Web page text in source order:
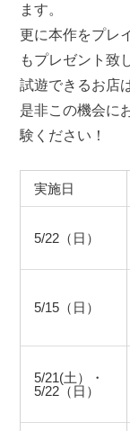
ます。
更に本作をプレ
もプレゼント致
試遊できるお店
是非この機会に
験ください！
実施日
5/22（日）
5/15（日）
5/21(土）・
5/22（日）